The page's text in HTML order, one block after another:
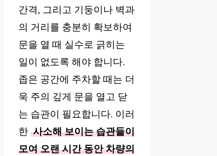
간격, 그리고 기둥이나 벽과
의 거리를 충분히 확보하여
문을 열 때 실수로 긁히는
일이 없도록 해야 합니다.
좁은 공간에 주차할 때는 더
욱 주의 깊게 문을 열고 닫
는 습관이 필요합니다. 이러
한 사소해 보이는 습관들이
모여 오랜 시간 동안 차량의